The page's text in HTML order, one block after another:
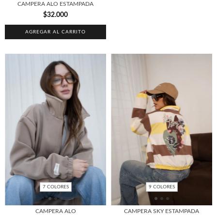
CAMPERA ALO ESTAMPADA
$32.000
AGREGAR AL CARRITO
7 COLORES
CAMPERA ALO
9 COLORES
CAMPERA SKY ESTAMPADA